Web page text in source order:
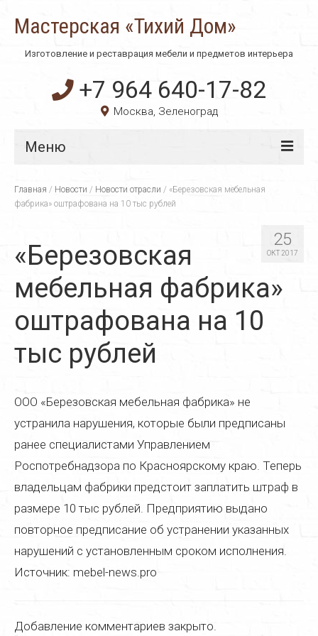
Мастерская «Тихий Дом»
Изготовление и реставрация мебели и предметов интерьера
+7 964 640-17-82
Москва, Зеленоград
Меню
Главная
Материалы
Услуги
Реставрация дверей
Реставрация стульев
Реставрация кресла
Реставрация кухонной мебели
Реставрация старой мебели
Реставрация мягкой мебели
Реставрация деревянной мебели
Реставрация часов
Главная / Новости / Новости отрасли / «Березовская мебельная
фабрика» оштрафована на 10 тыс рублей
25
ОКТ 2017
«Березовская
мебельная фабрика»
оштрафована на 10
тыс рублей
ООО «Березовская мебельная фабрика» не
устранила нарушения, которые были предписаны
ранее специалистами Управлением
Роспотребнадзора по Красноярскому краю. Теперь
владельцам фабрики предстоит заплатить штраф в
размере 10 тыс рублей. Предприятию выдано
повторное предписание об устранении указанных
нарушений с установленным сроком исполнения.
Источник: mebel-news.pro
Добавление комментариев закрыто.